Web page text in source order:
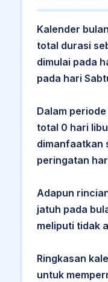
Kalender
total durasi
dimulai pada
pada hari
Dalam
total 0 hari
dimanfaatkan
peringatan
Adapun
jatuh pada
meliputi tidak
Ringkasan
untuk